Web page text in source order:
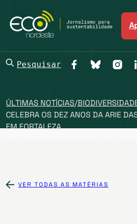
Pesquisar
ÚLTIMAS NOTÍCIAS/
CELEBRA OS DEZ ANOS DA ARIE
EM FORTALEZA
VER TODAS AS MATÉRIAS